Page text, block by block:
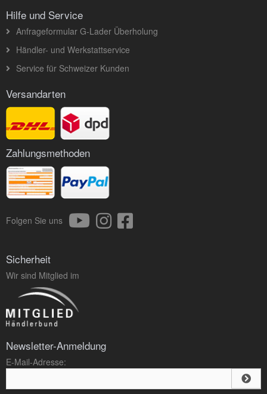
Hilfe und Service
Anfrageformular G-Lader Überholung
Händler- und Werkstattservice
Service für Schweizer Kunden
Versandarten
Zahlungsmethoden
Folgen Sie uns
Sicherheit
Wir sind Mitglied im
Newsletter-Anmeldung
E-Mail-Adresse: